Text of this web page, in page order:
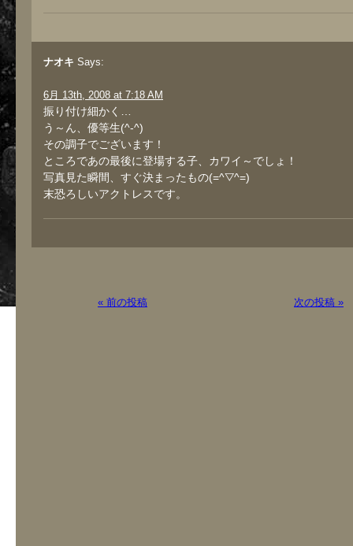
ナオキ Says:
6月 13th, 2008 at 7:18 AM
振り付け細かく…
う～ん、優等生(^-^)
その調子でございます！
ところであの最後に登場する子、カワイ～でしょ！
写真見た瞬間、すぐ決まったもの(=^▽^=)
末恐ろしいアクトレスです。
« 前の投稿 次の投稿 »